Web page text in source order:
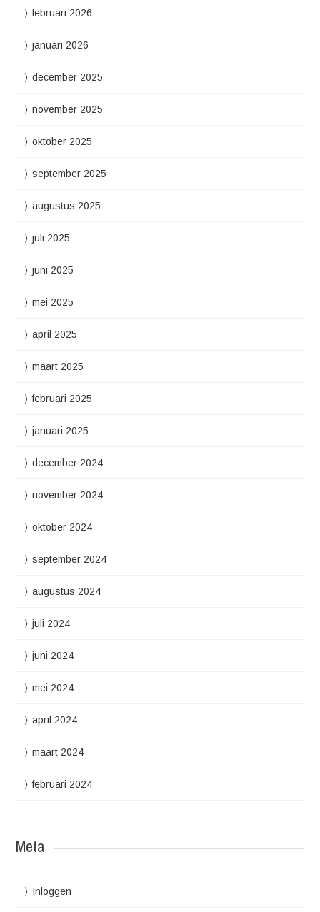
februari 2026
januari 2026
december 2025
november 2025
oktober 2025
september 2025
augustus 2025
juli 2025
juni 2025
mei 2025
april 2025
maart 2025
februari 2025
januari 2025
december 2024
november 2024
oktober 2024
september 2024
augustus 2024
juli 2024
juni 2024
mei 2024
april 2024
maart 2024
februari 2024
Meta
Inloggen